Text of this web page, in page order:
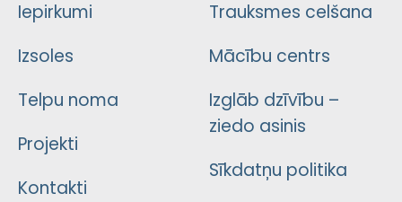
Iepirkumi
Izsoles
Telpu noma
Projekti
Kontakti
Trauksmes celšana
Mācību centrs
Izglāb dzīvību –
ziedo asinis
Sīkdatņu politika